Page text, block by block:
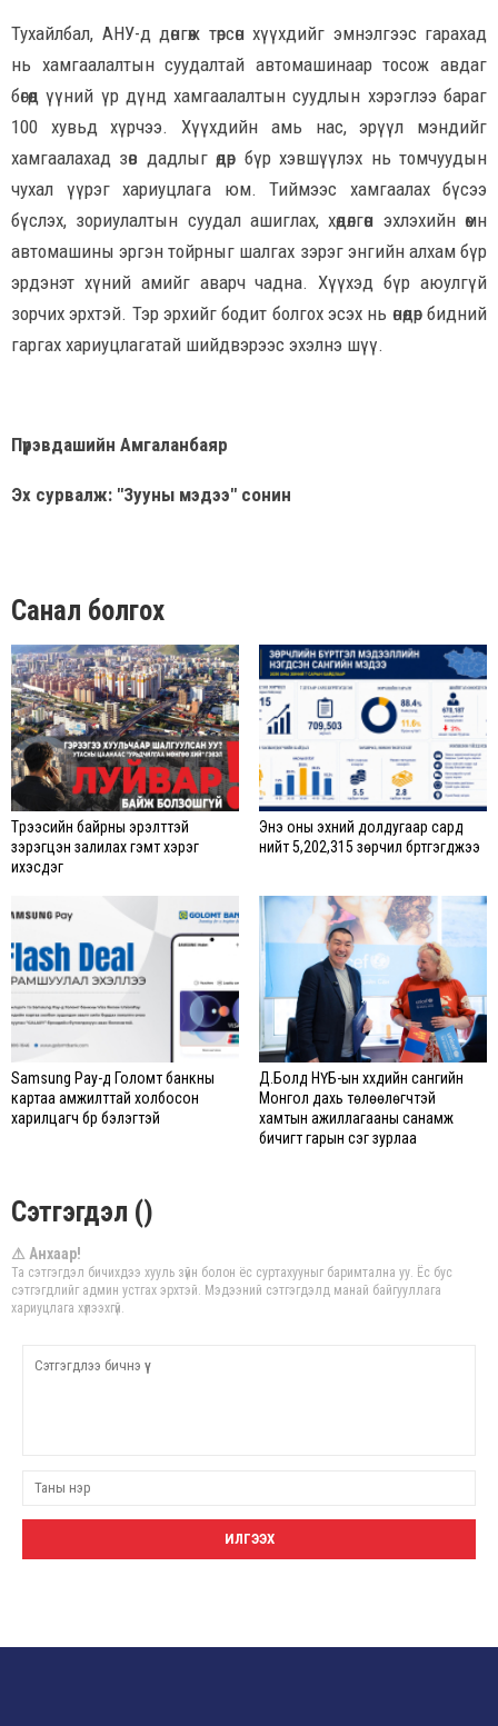
Тухайлбал, АНУ-д дөнгөж төрсөн хүүхдийг эмнэлгээс гарахад
нь хамгаалалтын суудалтай автомашинаар тосож авдаг
бөгөөд үүний үр дүнд хамгаалалтын суудлын хэрэглээ бараг
100 хувьд хүрчээ. Хүүхдийн амь нас, эрүүл мэндийг
хамгаалахад зөв дадлыг өдөр бүр хэвшүүлэх нь томчуудын
чухал үүрэг хариуцлага юм. Тиймээс хамгаалах бүсээ
бүслэх, зориулалтын суудал ашиглах, хөдөлгөөн эхлэхийн өмнө
автомашины эргэн тойрныг шалгах зэрэг энгийн алхам бүр
эрдэнэт хүний амийг аварч чадна. Хүүхэд бүр аюулгүй
зорчих эрхтэй. Тэр эрхийг бодит болгох эсэх нь өнөөдөр бидний
гаргах хариуцлагатай шийдвэрээс эхэлнэ шүү.
Пүрэвдашийн Амгаланбаяр
Эх сурвалж: "Зууны мэдээ" сонин
Санал болгох
Түрээсийн байрны эрэлттэй
зэрэгцэн залилах гэмт хэрэг
ихэсдэг
Энэ оны эхний долдугаар сард
нийт 5,202,315 зөрчил бүртгэгджээ
Samsung Pay-д Голомт банкны
картаа амжилттай холбосон
харилцагч бүр бэлэгтэй
Д.Болд НҮБ-ын хүүхдийн сангийн
Монгол дахь төлөөлөгчтэй
хамтын ажиллагааны санамж
бичигт гарын үсэг зурлаа
Сэтгэгдэл ()
⚠ Анхаар!
Та сэтгэгдэл бичихдээ хууль зүйн болон ёс суртахууныг баримтална уу. Ёс бус
сэтгэгдлийг админ устгах эрхтэй. Мэдээний сэтгэгдэлд манай байгууллага
хариуцлага хүлээхгүй.